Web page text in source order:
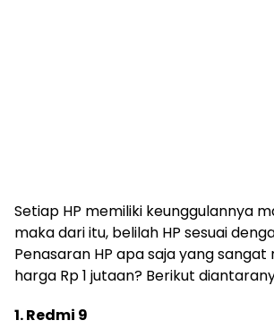
Setiap HP memiliki keunggulannya
maka dari itu, belilah HP sesuai
Penasaran HP apa saja yang
harga Rp 1 jutaan? Berikut
1. Redmi 9